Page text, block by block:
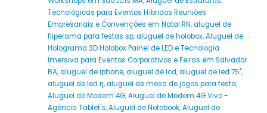
Tecnológicas para Eventos Híbridos Reuniões
Empresariais e Convenções em Natal RN,aluguel de
fliperama para festas sp,aluguel de holobox,Aluguel de
Holograma 3D Holobox Painel de LED e Tecnologia
Imersiva para Eventos Corporativos e Feiras em Salvador
BA,aluguel de iphone,aluguel de lcd,aluguel de led 75",
aluguel de led rj,aluguel de mesa de jogos para festa,
Aluguel de Modem 4G,Aluguel de Modem 4G Vivo -
Agência Tablet's,Aluguel de Notebook,Aluguel de